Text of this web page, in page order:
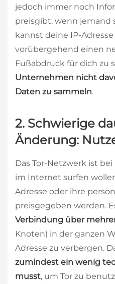
jedoch immer noch
preisgibt, wenn jemand
kannst deine IP-
vorübergehend einen
Fußabdruck für dich zu
Unternehmen nicht
Daten zu sammeln.
2. Schwierige
Änderung:
Das Tor-Netzwerk ist
im Internet surfen
Adresse oder ihre
preisgegeben werden.
Verbindung über
Knoten) in der ganzen
Adresse zu verbergen.
zumindest ein wenig
musst, um Tor zu